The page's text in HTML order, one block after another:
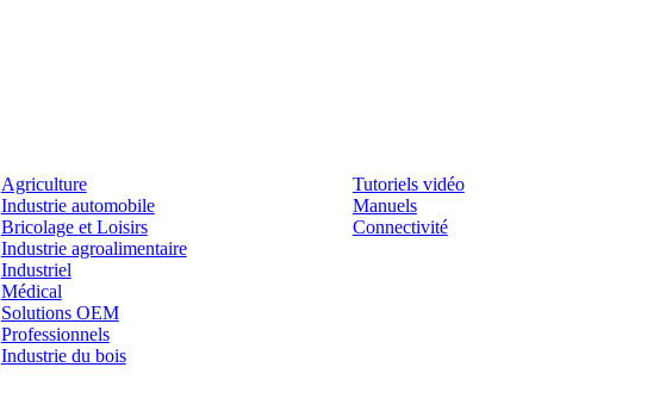
Agriculture
Industrie automobile
Bricolage et Loisirs
Industrie agroalimentaire
Industriel
Médical
Solutions OEM
Professionnels
Industrie du bois
Tutoriels vidéo
Manuels
Connectivité